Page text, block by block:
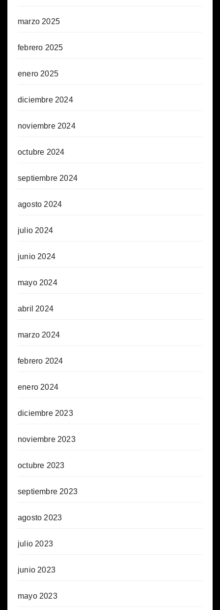
marzo 2025
febrero 2025
enero 2025
diciembre 2024
noviembre 2024
octubre 2024
septiembre 2024
agosto 2024
julio 2024
junio 2024
mayo 2024
abril 2024
marzo 2024
febrero 2024
enero 2024
diciembre 2023
noviembre 2023
octubre 2023
septiembre 2023
agosto 2023
julio 2023
junio 2023
mayo 2023